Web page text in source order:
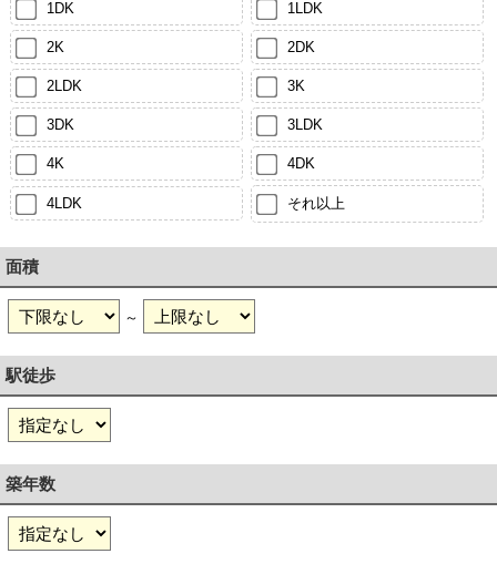
1DK 1LDK
2K 2DK
2LDK 3K
3DK 3LDK
4K 4DK
4LDK それ以上
面積
～
駅徒歩
築年数